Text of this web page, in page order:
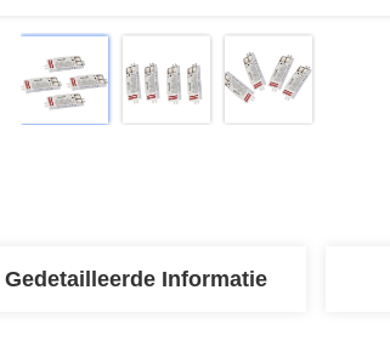
Gedetailleerde Informatie